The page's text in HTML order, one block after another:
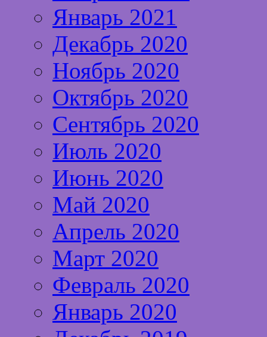
Январь 2021
Декабрь 2020
Ноябрь 2020
Октябрь 2020
Сентябрь 2020
Июль 2020
Июнь 2020
Май 2020
Апрель 2020
Март 2020
Февраль 2020
Январь 2020